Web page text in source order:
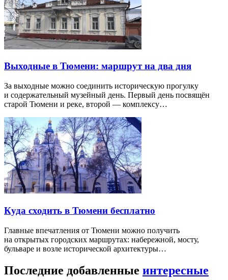
Выходные в Тюмени: маршрут на два дня
За выходные можно соединить историческую прогулку
и содержательный музейный день. Первый день посвящён
старой Тюмени и реке, второй — комплексу…
Куда сходить в Тюмени бесплатно
Главные впечатления от Тюмени можно получить
на открытых городских маршрутах: набережной, мосту,
бульваре и возле исторической архитектуры…
Последние добавленные интересные